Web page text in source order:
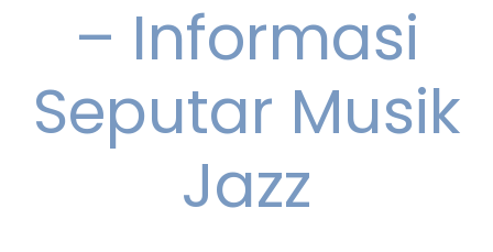
– Informasi
Seputar Musik
Jazz